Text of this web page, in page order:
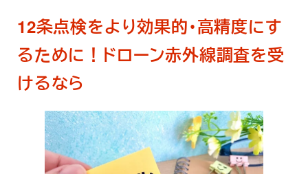
12条点検をより効果的・高精度にす
るために！ドローン赤外線調査を受
けるなら